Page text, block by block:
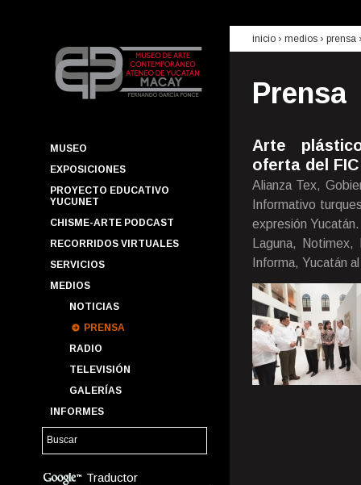
MUSEO
EXPOSICIONES
PROYECTO EDUCATIVO
YUCUNET
CHISME-ARTE PODCAST
RECORRIDOS VIRTUALES
SERVICIOS
MEDIOS
NOTICIAS
PRENSA
RADIO
TELEVISIÓN
GALERÍAS
INFORMES
Traductor
inicio › medios › prensa
Prensa
Arte
oferta del
Alianza Tex,
Informativo
expresión
Laguna,
Informa, Yucatán